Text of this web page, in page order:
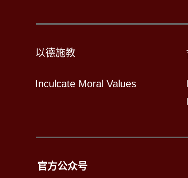
以德施教
Inculcate Moral Values
官方公众号